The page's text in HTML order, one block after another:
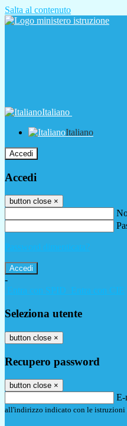
Salta al contenuto
Italiano
Italiano
Accedi
Accedi
button close ×
Password dimenticata?
-
Entra con SPID
Entra con CIE
Seleziona utente
button close ×
Recupero password
button close ×
E-
all'indirizzo indicato con le istruzioni